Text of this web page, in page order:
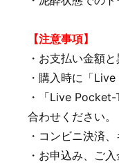
【注意事項】
・お支払い金額
・購入時に「
・「Live
合わせください。
・コンビニ決済
・お申込み、ご